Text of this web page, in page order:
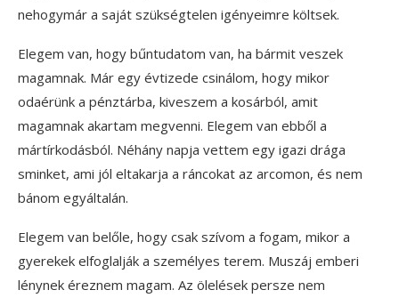
nehogymár a saját szükségtelen igényeimre költsek.
Elegem van, hogy bűntudatom van, ha bármit veszek
magamnak. Már egy évtizede csinálom, hogy mikor
odaérünk a pénztárba, kiveszem a kosárból, amit
magamnak akartam megvenni. Elegem van ebből a
mártírkodásból. Néhány napja vettem egy igazi drága
sminket, ami jól eltakarja a ráncokat az arcomon, és nem
bánom egyáltalán.
Elegem van belőle, hogy csak szívom a fogam, mikor a
gyerekek elfoglalják a személyes terem. Muszáj emberi
lénynek éreznem magam. Az ölelések persze nem